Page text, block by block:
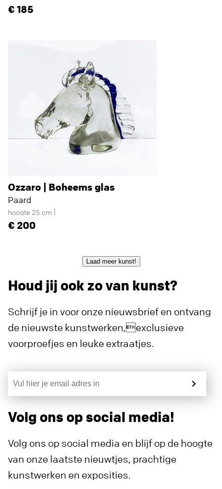
185
Ozzaro | Boheems glas
Paard
hoogte 25 cm
200
Laad meer kunst!
Houd jij ook zo van kunst?
Schrijf je in voor onze nieuwsbrief en ontvang
de nieuwste kunstwerken,exclusieve
voorproefjes en leuke extraatjes.
Volg ons op social media!
Volg ons op social media en blijf op de hoogte
van onze laatste nieuwtjes, prachtige
kunstwerken en exposities.